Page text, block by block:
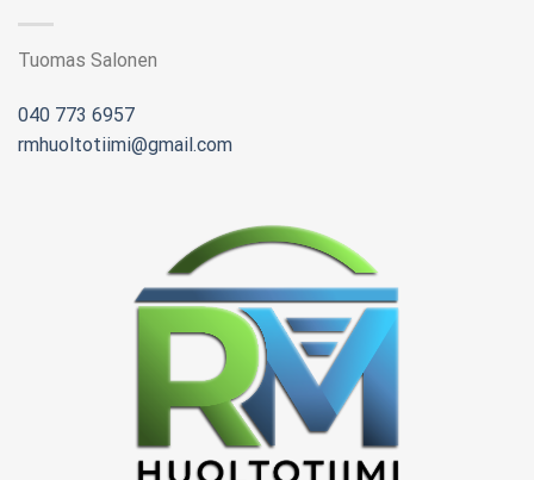
Tuomas Salonen
040 773 6957
rmhuoltotiimi@gmail.com